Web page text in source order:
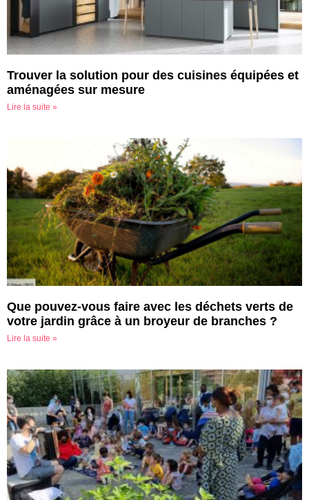
Trouver la solution pour des cuisines équipées et
aménagées sur mesure
Lire la suite »
Que pouvez-vous faire avec les déchets verts de
votre jardin grâce à un broyeur de branches ?
Lire la suite »